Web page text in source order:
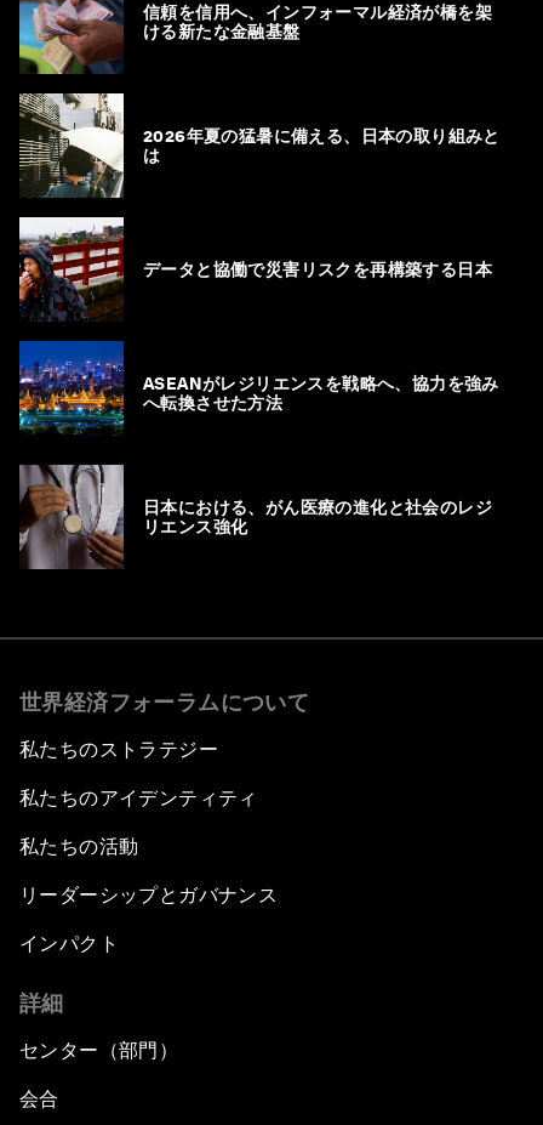
信頼を信用へ、インフォーマル経済が橋を架
ける新たな金融基盤
2026年夏の猛暑に備える、日本の取り組みと
は
データと協働で災害リスクを再構築する日本
ASEANがレジリエンスを戦略へ、協力を強み
へ転換させた方法
日本における、がん医療の進化と社会のレジ
リエンス強化
世界経済フォーラムについて
私たちのストラテジー
私たちのアイデンティティ
私たちの活動
リーダーシップとガバナンス
インパクト
詳細
センター（部門）
会合